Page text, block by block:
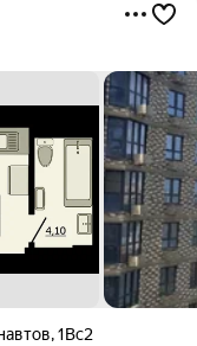
,1Вс2